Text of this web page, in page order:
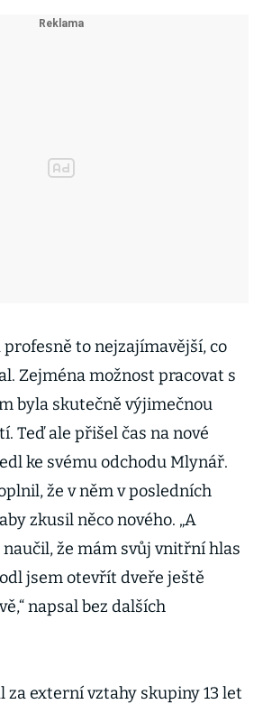
profesně to nejzajímavější, co
Zejména možnost pracovat s
byla skutečně výjimečnou
Teď ale přišel čas na nové
ke svému odchodu Mlynář.
že v něm v posledních
zkusil něco nového. „A
že mám svůj vnitřní hlas
jsem otevřít dveře ještě
napsal bez dalších
za externí vztahy skupiny 13 let